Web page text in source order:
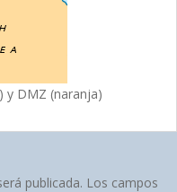
y DMZ (naranja)
publicada. Los campos